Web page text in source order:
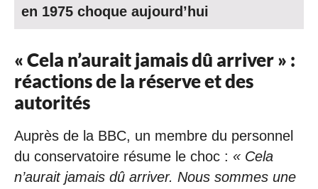
en 1975 choque aujourd’hui
« Cela n’aurait jamais dû arriver » :
réactions de la réserve et des
autorités
Auprès de la BBC, un membre du personnel
du conservatoire résume le choc : « Cela
n’aurait jamais dû arriver. Nous sommes une